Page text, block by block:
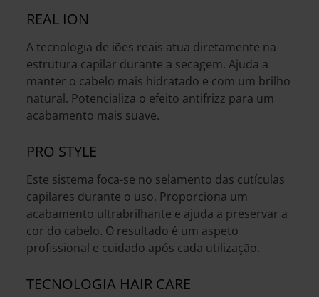
REAL ION
A tecnologia de iões reais atua diretamente na
estrutura capilar durante a secagem. Ajuda a
manter o cabelo mais hidratado e com um brilho
natural. Potencializa o efeito antifrizz para um
acabamento mais suave.
PRO STYLE
Este sistema foca-se no selamento das cutículas
capilares durante o uso. Proporciona um
acabamento ultrabrilhante e ajuda a preservar a
cor do cabelo. O resultado é um aspeto
profissional e cuidado após cada utilização.
TECNOLOGIA HAIR CARE